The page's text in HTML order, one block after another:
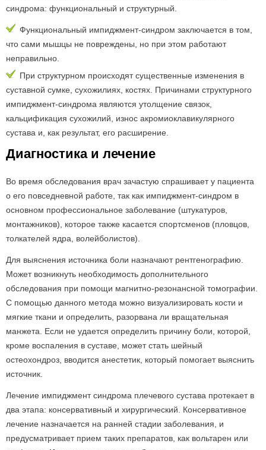
синдрома: функциональный и структурный.
Функциональный импиджмент-синдром заключается в том,
что сами мышцы не повреждены, но при этом работают
неправильно.
При структурном происходят существенные изменения в
суставной сумке, сухожилиях, костях. Причинами структурного
импиджмент-синдрома являются утолщение связок,
кальцификация сухожилий, износ акромиоклавикулярного
сустава и, как результат, его расширение.
Диагностика и лечение
Во время обследования врач зачастую спрашивает у пациента
о его повседневной работе, так как импиджмент-синдром в
основном профессиональное заболевание (штукатуров,
монтажников), которое также касается спортсменов (пловцов,
толкателей ядра, волейболистов).
Для выяснения источника боли назначают рентгенографию.
Может возникнуть необходимость дополнительного
обследования при помощи магнитно-резонансной томографии.
С помощью данного метода можно визуализировать кости и
мягкие ткани и определить, разорвана ли вращательная
манжета. Если не удается определить причину боли, которой,
кроме воспаления в суставе, может стать шейный
остеохондроз, вводится анестетик, который помогает выяснить
источник.
Лечение импиджмент синдрома плечевого сустава протекает в
два этапа: консервативный и хирургический. Консервативное
лечение назначается на ранней стадии заболевания, и
предусматривает прием таких препаратов, как вольтарен или